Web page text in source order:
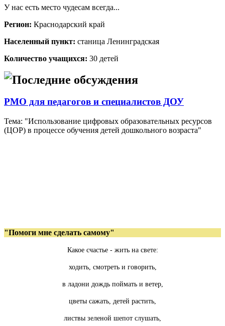
У нас есть место чудесам всегда...
Регион: Краснодарский край
Населенный пункт: станица Ленинградская
Количество учащихся: 30 детей
Последние обсуждения
РМО для педагогов и специалистов ДОУ
Тема: "Использование цифровых образовательных ресурсов
(ЦОР) в процессе обучения детей дошкольного возраста"
"Помоги мне сделать самому"
Какое счастье - жить на свете:
ходить, смотреть и говорить,
в ладони дождь поймать и ветер,
цветы сажать, детей растить,
листвы зеленой шепот слушать,